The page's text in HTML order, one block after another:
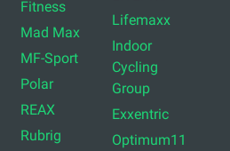
Fitness
Mad Max
MF-Sport
Polar
REAX
Rubrig
Lifemaxx
Indoor
Cycling
Group
Exxentric
Optimum11